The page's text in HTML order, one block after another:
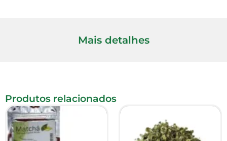
Mais detalhes
Produtos relacionados